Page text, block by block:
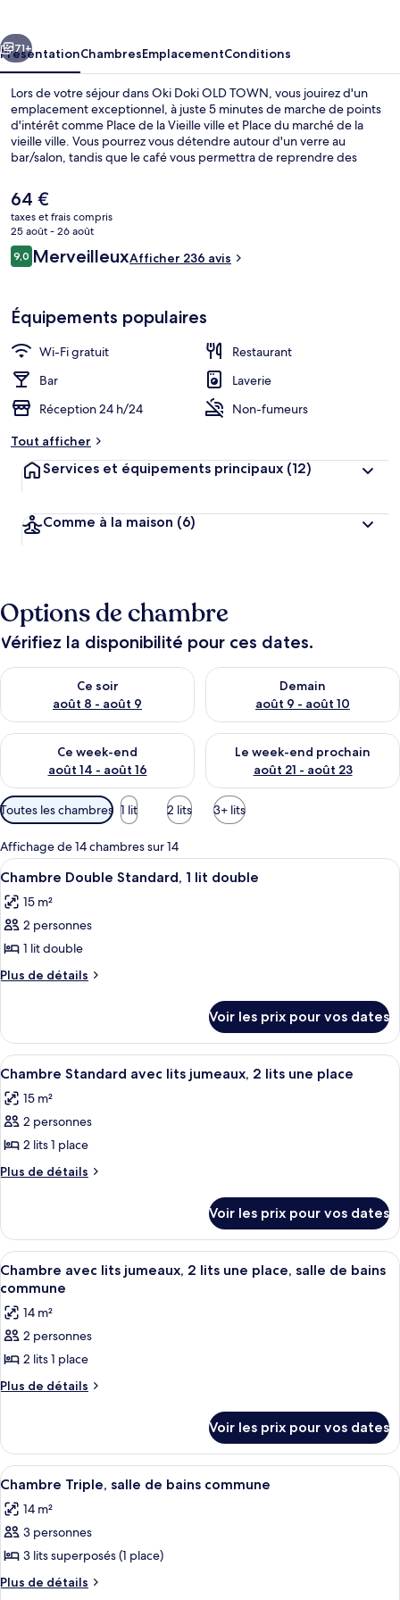
Suivant
71+
PrésentationChambresEmplacementConditions
Lors de votre séjour dans Oki Doki OLD TOWN, vous jouirez d'un
emplacement exceptionnel, à juste 5 minutes de marche de points
d'intérêt comme Place de la Vieille ville et Place du marché de la
vieille ville. Vous pourrez vous détendre autour d'un verre au
bar/salon, tandis que le café vous permettra de reprendre des
que, petit plus pratique, les chambres bénéficient d'un
réfrigérateur et un micro-ondes. Le personnel attentionné et
l'emplacement remportent un franc succès auprès des autres
voyageurs. L'hébergement se situe à une très courte distance à pied
des transports publics : Station Ratusz Arsenał se trouve à 10 min et
Arrêt de tramway Muranów 06, à 10 min.
Le
prix
actuel
est
de
64 €
taxes et frais compris
25 août - 26 août
Avis
voyageurs
9,09,0 sur 10
MerveilleuxAfficher 236 avis
Équipements populaires
Wi-Fi gratuit
Restaurant
Bar
Laverie
Réception 24 h/24
Non-fumeurs
Tout afficher
Services et équipements principaux (12)
Comme à la maison (6)
Options de chambre
Vérifiez la disponibilité pour ces dates.
Ce soir
août 8 - août 9
Vérifier la disponibilité pour ce soir août 8 - août 9
Demain
août 9 - août 10
Vérifier la disponibilité pour
Ce week-end
août 14 - août 16
Vérifier la disponibilité pour ce week-end août 14 - août 16
Le week-end prochain
août 21 - août 23
Vérifier la disponibilité pour
Filtres
disponibles
pour
les
chambres
Toutes les chambres 1 lit 2 lits 3+ lits
Affichage de 14 chambres sur 14
Afficher
toutes
les
photos
pour
ce
chambre :
Chambre
Double
Standard,
lit
double
Une chambre à coucher
10
Chambre Double Standard, 1 lit double
15 m²
2 personnes
1 lit double
Plus de détails
Plus
le
type
de
Chambre
Double
lit
double
Voir les prix pour vos dates
Afficher
toutes
les
photos
pour
ce
chambre :
Chambre
Standard
avec
lits
jumeaux,
2
une
Une chambre d’hôtel avec deux lits,
7
Chambre Standard avec lits jumeaux, 2 lits une place
15 m²
2 personnes
2 lits 1 place
Plus de détails
Plus
le
type
de
chambre
Standard
avec
jumeaux,
2
lits
Voir les prix pour vos dates
Afficher
toutes
les
photos
pour
ce
type
Chambre
avec
lits
jumeaux,
2
lits
place,
Une chambre avec deux lits, une
4
Chambre avec lits jumeaux, 2 lits une place, salle de bains
commune
14 m²
2 personnes
2 lits 1 place
Plus de détails
Plus
le
type
de
Chambre
avec
jumeaux,
2
lits
Voir les prix pour vos dates
Afficher
toutes
les
photos
pour
ce
Une salle de bain équipée d’un
1
Chambre Triple, salle de bains commune
14 m²
3 personnes
3 lits superposés (1 place)
Plus de détails
Plus